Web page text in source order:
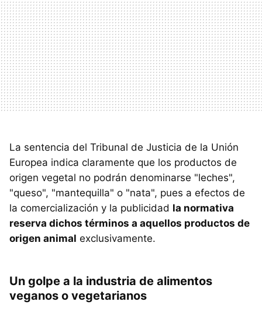
La sentencia del Tribunal de Justicia de la Unión
Europea indica claramente que los productos de
origen vegetal no podrán denominarse "leches",
"queso", "mantequilla" o "nata", pues a efectos de
la comercialización y la publicidad la normativa
reserva dichos términos a aquellos productos de
origen animal exclusivamente.
Un golpe a la industria de alimentos
veganos o vegetarianos